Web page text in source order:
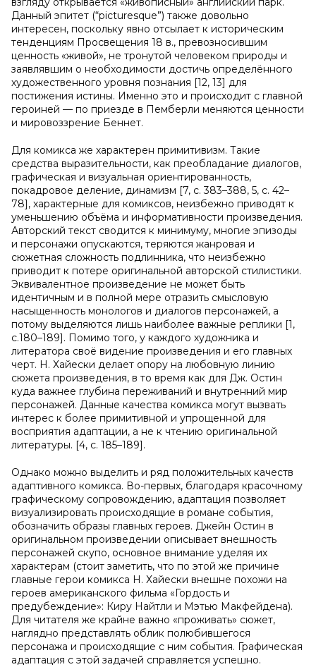
Данный эпитет (“picturesque”) также довольно
интересен, поскольку явно отсылает к историческим
тенденциям Просвещения 18 в., превозносившим
ценность «живой», не тронутой человеком природы и
заявлявшим о необходимости достичь определённого
художественного уровня познания [12, 13] для
постижения истины. Именно это и происходит с главной
героиней — по приезде в Пемберли меняются ценности
и мировоззрение Беннет.
Для комикса же характерен примитивизм. Такие
средства выразительности, как преобладание диалогов,
графическая и визуальная ориентированность,
покадровое деление, динамизм [7, с. 383–388, 5, с. 42–
78], характерные для комиксов, неизбежно приводят к
уменьшению объёма и информативности произведения.
Авторский текст сводится к минимуму, многие эпизоды
и персонажи опускаются, теряются жанровая и
сюжетная сложность подлинника, что неизбежно
приводит к потере оригинальной авторской стилистики.
Эквивалентное произведение не может быть
идентичным и в полной мере отразить смысловую
насыщенность монологов и диалогов персонажей, а
потому выделяются лишь наиболее важные реплики [1,
с.180–189]. Помимо того, у каждого художника и
литератора своё видение произведения и его главных
черт. Н. Хайески делает опору на любовную линию
сюжета произведения, в то время как для Дж. Остин
куда важнее глубина переживаний и внутренний мир
персонажей. Данные качества комикса могут вызвать
интерес к более примитивной и упрощенной для
восприятия адаптации, а не к чтению оригинальной
литературы. [4, с. 185–189].
Однако можно выделить и ряд положительных качеств
адаптивного комикса. Во-первых, благодаря красочному
графическому сопровождению, адаптация позволяет
визуализировать происходящие в романе события,
обозначить образы главных героев. Джейн Остин в
оригинальном произведении описывает внешность
персонажей скупо, основное внимание уделяя их
характерам (стоит заметить, что по этой же причине
главные герои комикса Н. Хайески внешне похожи на
героев американского фильма «Гордость и
предубеждение»: Киру Найтли и Мэтью Макфейдена).
Для читателя же крайне важно «проживать» сюжет,
наглядно представлять облик полюбившегося
персонажа и происходящие с ним события. Графическая
адаптация с этой задачей справляется успешно.